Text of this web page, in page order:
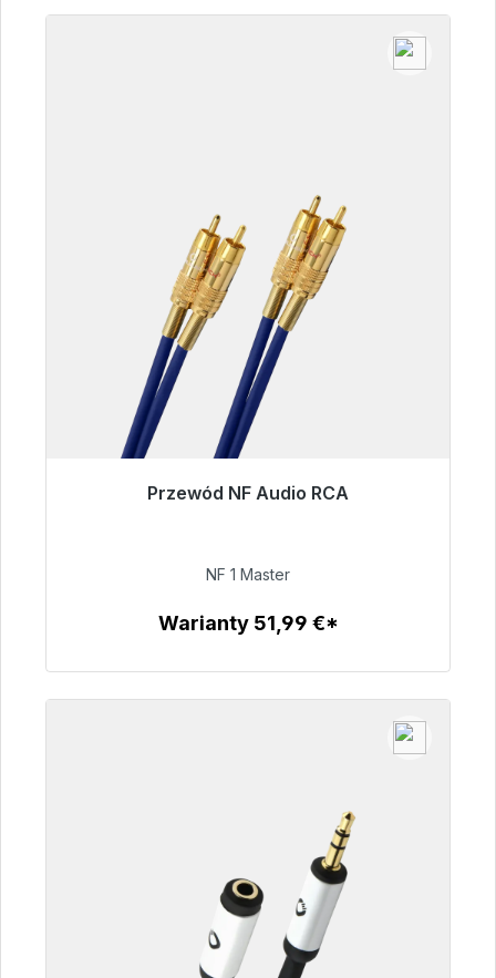
Przewód NF Audio RCA
Gotowy do natychmiastowej wysyłki, czas
99,00 €
NF 1 Master
Warianty 51,99 €*